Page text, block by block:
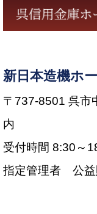
新日本造機ホ
〒737-8501 呉
内
受付時間 8:30～
指定管理者 公益